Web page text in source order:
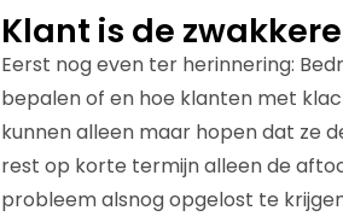
Klant is de
Eerst nog even ter herinnering:
bepalen of en hoe klanten met
kunnen alleen maar hopen dat ze
rest op korte termijn alleen de
probleem alsnog opgelost te